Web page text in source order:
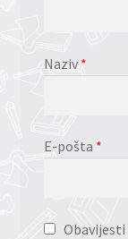
Naziv*
E-pošta *